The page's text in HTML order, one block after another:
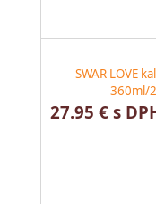
SWAR LOVE
360ml/
27.95 € s